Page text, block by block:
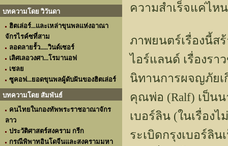
บทความโดย วิวันดา
ฮิตเล่อร์...และเหล่าขุนพลแห่งอาณา
จักรไรค์ซที่สาม
ลอดลายรั้ว.....วินด์เซอร์
เลิศเลอวงศา...โรมานอฟ
เชลย
ซูคอฟ...ยอดขุนพลผู้ดับฝันของฮิตเล่อร์
บทความโดย สัมพันธ์
คนไทยในกองทัพพระราชอาณาจักร
ลาว
ประวัติศาสตร์สงคราม กรีก
กรณีพิพาทอินโดจีนและสงครามมหา
ความสำเร็จแค่ไห
ภาพยนตร์เรื่องนี้ส
ไอร์แลนด์ เรื่องรา
นิทานการผจญภัยเ
คุณพ่อ (Ralf) เป็น
เบอร์ลิน (ในเรื่อง
ระเบิดกรุงเบอร์ลิ